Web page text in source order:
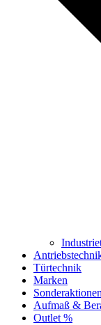
Türtechnik
Marken
Sonderaktionen
Aufmaß &
Outlet %